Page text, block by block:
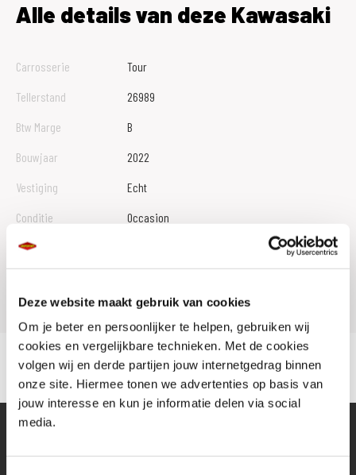
Deze website maakt gebruik van cookies
Om je beter en persoonlijker te helpen, gebruiken wij
cookies en vergelijkbare technieken. Met de cookies
volgen wij en derde partijen jouw internetgedrag binnen
onze site. Hiermee tonen we advertenties op basis van
jouw interesse en kun je informatie delen via social
media.
Alle details van deze Kawasaki
Carrosserie
Tour
Tellerstand
26989
Btw Marge
B
Bouwjaar
2022
Vestiging
Echt
Conditie
Occasion
Rijbewijs type